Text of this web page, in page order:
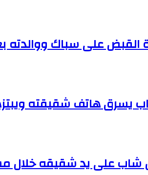
القبض على سباك
يسرق هاتف شقيقته
على يد شقيقه خلال